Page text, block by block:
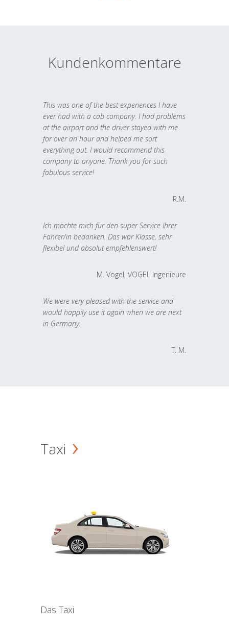
Kundenkommentare
This was one of the best experiences I have
ever had with a cab company. I had problems
at the airport and the driver stayed with me
for over an hour and helped me sort
everything out. I would recommend this
company to anyone. Thank you for such
fabulous service!
R.M.
Ich möchte mich für den super Service Ihrer
Fahrer/in bedanken. Das war Klasse, sehr
flexibel und absolut empfehlenswert!
M. Vogel, VOGEL Ingenieure
We were very pleased with the service and
would happily use it again when we are next
in Germany.
T. M.
Taxi
Das Taxi